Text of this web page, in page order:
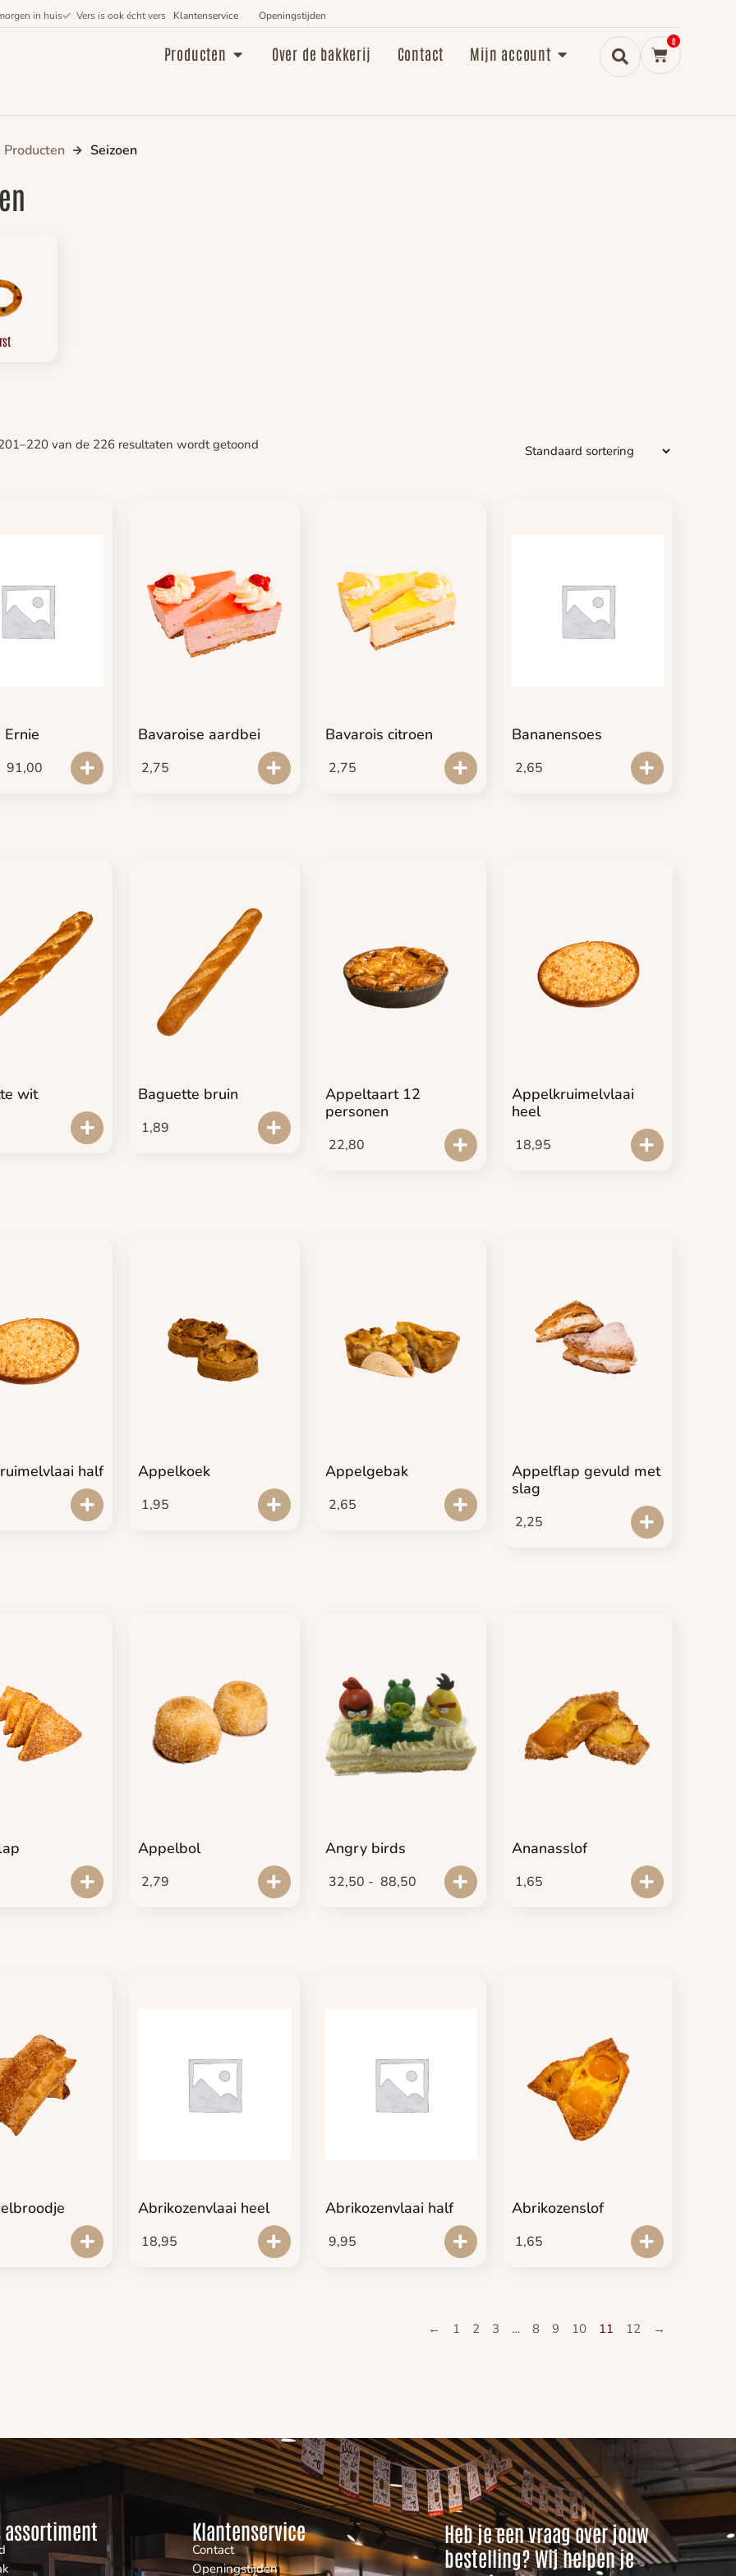
in huis Vers is ook écht vers Klantenservice Openingstijden
Producten Over de bakkerij Contact Mijn account
0
Producten Seizoen
van de 226 resultaten wordt getoond
91,00
Bavaroise aardbei
2,75
Bavarois citroen
2,75
Bananensoes
2,65
wit Baguette bruin
1,89
Appeltaart 12
personen
22,80
Appelkruimelvlaai
heel
18,95
half Appelkoek
1,95
Appelgebak
2,65
Appelflap gevuld met
slag
2,25
Appelbol
2,79
Angry birds
32,50 - 88,50
Ananasslof
1,65
Abrikozenvlaai heel
18,95
Abrikozenvlaai half
9,95
Abrikozenslof
1,65
← 1 2 3 … 8 9 10 11 12 →
assortiment Klantenservice
Contact
Openingstijden
Heb je een vraag over jouw
bestelling? Wij helpen je